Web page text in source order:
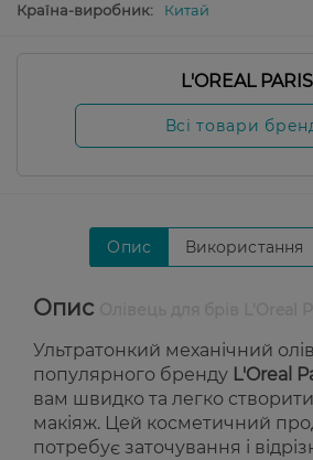
Країна-виробник:
Китай
L'OREAL PARIS
Всі товари
Опис Використання
Опис
Ультратонкий механічний
популярного бренду L'Oreal
вам швидко та легко
макіяж. Цей косметичний
потребує заточування і